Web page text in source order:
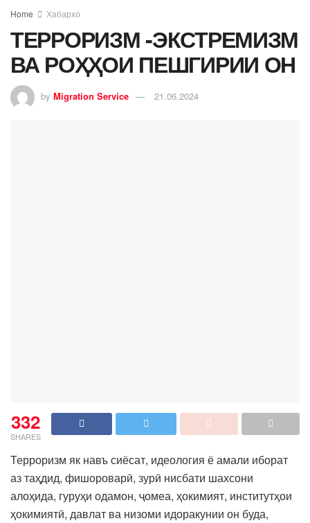
Home Хабархо
ТЕРРОРИЗМ -ЭКСТРЕМИЗМ
ВА РОҲҲОИ ПЕШГИРИИ ОН
by Migration Service 21.06.2024
332
SHARES
Терроризм як навъ сиёсат, идеология ё амали иборат
аз таҳдид, фишороварӣ, зурӣ нисбати шахсони
алоҳида, гуруҳи одамон, ҷомеа, ҳокимият, институтҳои
ҳокимиятӣ, давлат ва низоми идоракунии он буда,